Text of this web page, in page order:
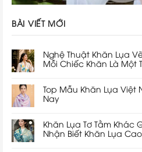
BÀI VIẾT MỚI
Nghệ Thuật Khăn Lụa
Mỗi Chiếc Khăn Là Một
Top Mẫu Khăn Lụa Việt
Nay
Khăn Lụa Tơ Tằm Khác
Nhận Biết Khăn Lụa